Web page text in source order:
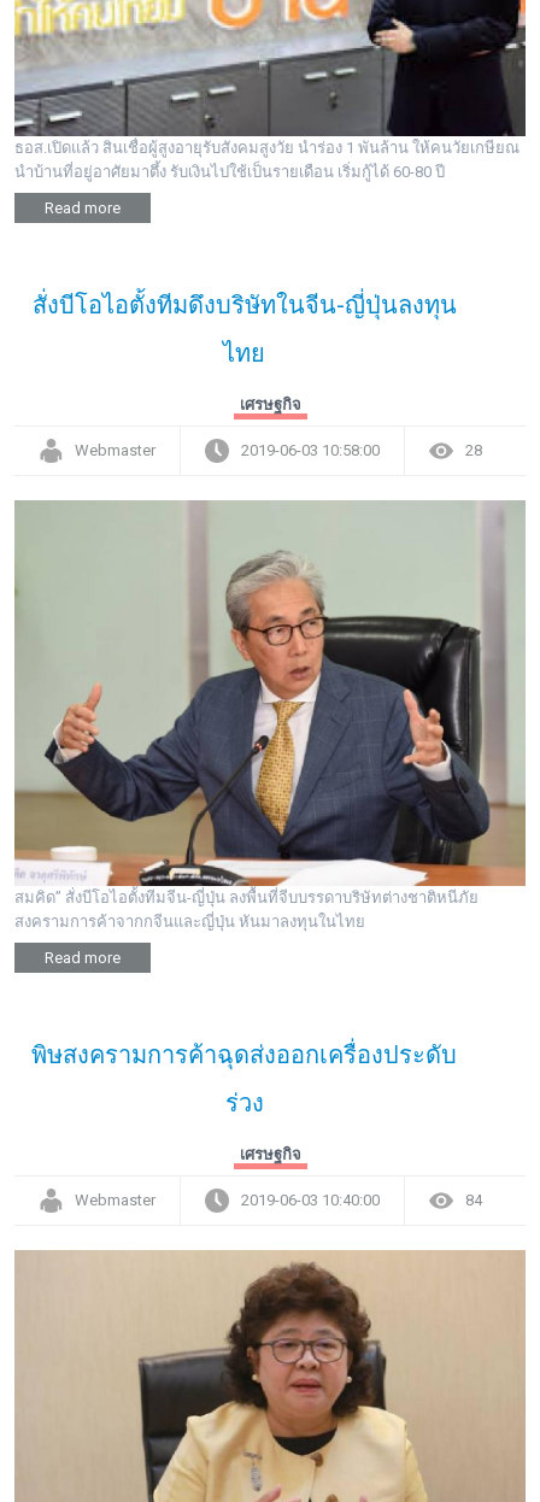
ธอส.เปิดแล้ว สินเชื่อผู้สูงอายุรับสังคมสูงวัย นำร่อง 1 พันล้าน ให้คนวัยเกษียณ
นำบ้านที่อยู่อาศัยมาตึ้ง รับเงินไปใช้เป็นรายเดือน เริ่มกู้ได้ 60-80 ปี
Read more
สั่งบีโอไอตั้งทีมดึงบริษัทในจีน-ญี่ปุ่นลงทุน
ไทย
เศรษฐกิจ
Webmaster 2019-06-03 10:58:00 28
สมคิด” สั่งบีโอไอตั้งทีมจีน-ญี่ปุ่น ลงพื้นที่จีบบรรดาบริษัทต่างชาติหนีภัย
สงครามการค้าจากกจีนและญี่ปุ่น หันมาลงทุนในไทย
Read more
พิษสงครามการค้าฉุดส่งออกเครื่องประดับ
ร่วง
เศรษฐกิจ
Webmaster 2019-06-03 10:40:00 84